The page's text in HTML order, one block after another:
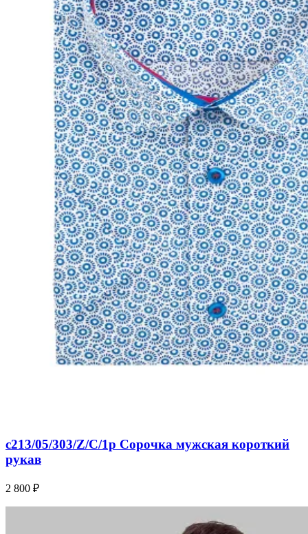
c213/05/303/Z/C/1p Сорочка мужская короткий
рукав
2 800 ₽